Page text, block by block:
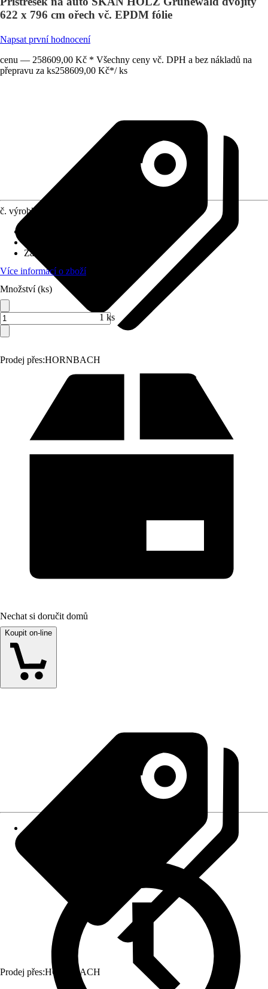
622 x 796 cm ořech vč. EPDM fólie
Napsat první hodnocení
cenu — 258609,00 Kč * Všechny ceny vč. DPH a bez nákladů na
přepravu za ks258609,00 Kč*/ ks
Prodej přes:HORNBACH
č. výrobku
Zatížení sněhem
Více informací o zboží
Množství (ks)
1 ks
Nechat si doručit domů
Koupit on-line
Prodej přes:HORNBACH